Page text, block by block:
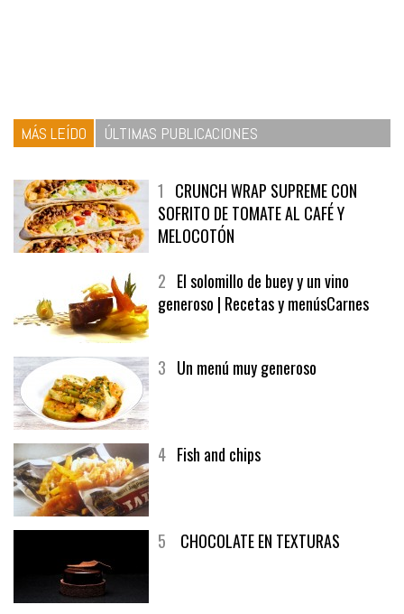
MÁS LEÍDO ÚLTIMAS PUBLICACIONES
1 CRUNCH WRAP SUPREME CON
SOFRITO DE TOMATE AL CAFÉ Y
MELOCOTÓN
2 El solomillo de buey y un vino
generoso | Recetas y menúsCarnes
3 Un menú muy generoso
4 Fish and chips
5 CHOCOLATE EN TEXTURAS